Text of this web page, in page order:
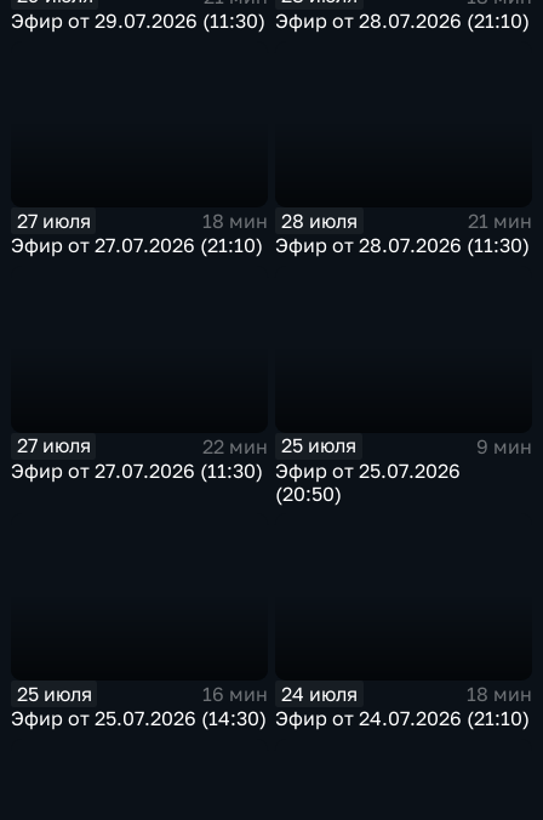
Эфир от 29.07.2026 (11:30) Эфир от 28.07.2026 (21:10)
27 июля
18 мин
Эфир от 27.07.2026 (21:10)
28 июля
21 мин
Эфир от 28.07.2026 (11:30)
27 июля
22 мин
Эфир от 27.07.2026 (11:30)
25 июля
9 мин
Эфир от 25.07.2026
(20:50)
25 июля
16 мин
Эфир от 25.07.2026 (14:30)
24 июля
18 мин
Эфир от 24.07.2026 (21:10)